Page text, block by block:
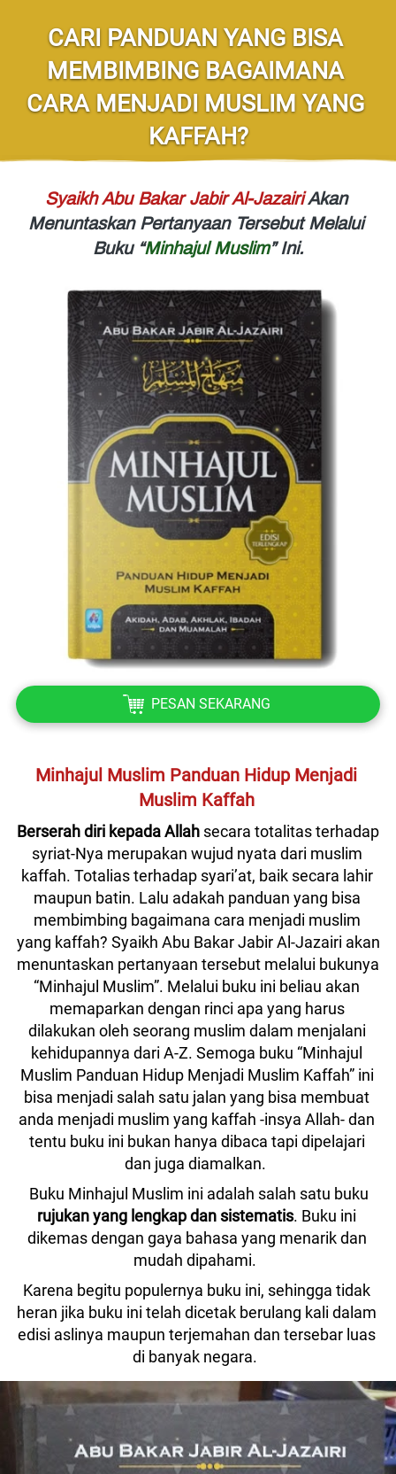
CARI PANDUAN YANG BISA
MEMBIMBING BAGAIMANA
CARA MENJADI MUSLIM YANG
KAFFAH?
Syaikh Abu Bakar Jabir Al-Jazairi Akan
Menuntaskan Pertanyaan Tersebut Melalui
Buku “Minhajul Muslim” Ini.
` PESAN SEKARANG
Minhajul Muslim Panduan Hidup Menjadi
Muslim Kaffah
Berserah diri kepada Allah secara totalitas terhadap
syriat-Nya merupakan wujud nyata dari muslim
kaffah. Totalias terhadap syari’at, baik secara lahir
maupun batin. Lalu adakah panduan yang bisa
membimbing bagaimana cara menjadi muslim
yang kaffah? Syaikh Abu Bakar Jabir Al-Jazairi akan
menuntaskan pertanyaan tersebut melalui bukunya
“Minhajul Muslim”. Melalui buku ini beliau akan
memaparkan dengan rinci apa yang harus
dilakukan oleh seorang muslim dalam menjalani
kehidupannya dari A-Z. Semoga buku “Minhajul
Muslim Panduan Hidup Menjadi Muslim Kaffah” ini
bisa menjadi salah satu jalan yang bisa membuat
anda menjadi muslim yang kaffah -insya Allah- dan
tentu buku ini bukan hanya dibaca tapi dipelajari
dan juga diamalkan.
rujukan yang lengkap dan sistematis. Buku ini
dikemas dengan gaya bahasa yang menarik dan
mudah dipahami.
Karena begitu populernya buku ini, sehingga tidak
heran jika buku ini telah dicetak berulang kali dalam
edisi aslinya maupun terjemahan dan tersebar luas
di banyak negara.